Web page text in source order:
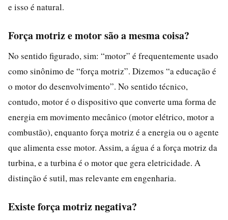
e isso é natural.
Força motriz e motor são a mesma coisa?
No sentido figurado, sim: “motor” é frequentemente usado
como sinônimo de “força motriz”. Dizemos “a educação é
o motor do desenvolvimento”. No sentido técnico,
contudo, motor é o dispositivo que converte uma forma de
energia em movimento mecânico (motor elétrico, motor a
combustão), enquanto força motriz é a energia ou o agente
que alimenta esse motor. Assim, a água é a força motriz da
turbina, e a turbina é o motor que gera eletricidade. A
distinção é sutil, mas relevante em engenharia.
Existe força motriz negativa?